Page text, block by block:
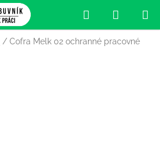
Hľadať
KOŠÍK
/ Cofra Melk 02 ochranné pracovné